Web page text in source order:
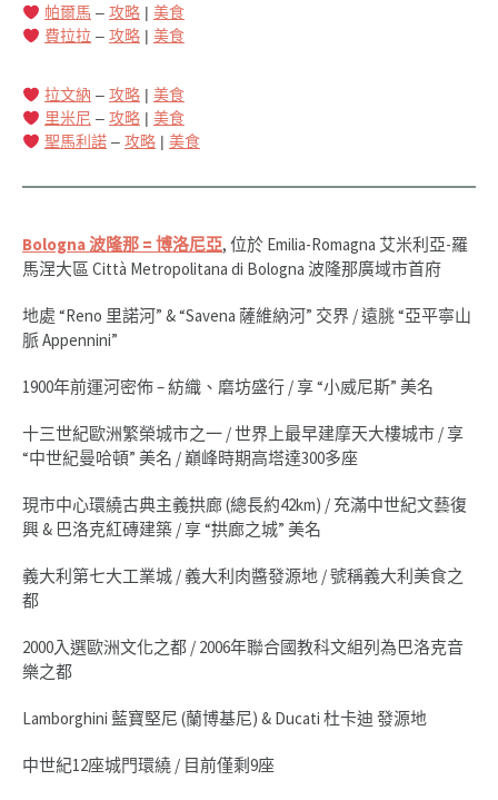
帕爾馬 – 攻略| 美食
費拉拉 – 攻略| 美食
拉文納 – 攻略| 美食
里米尼 – 攻略| 美食
聖馬利諾– 攻略| 美食
Bologna波隆那 = 博洛尼亞, 位於 Emilia-Romagna 艾米利亞-羅
馬涅大區 Città Metropolitana di Bologna 波隆那廣域市首府
地處 “Reno 里諾河” & “Savena 薩維納河” 交界 / 遠脁 “亞平寧山
脈 Appennini”
1900年前運河密佈 – 紡織、磨坊盛行 / 享 “小威尼斯” 美名
十三世紀歐洲繁榮城市之一 / 世界上最早建摩天大樓城市 / 享
“中世紀曼哈頓” 美名 / 巔峰時期高塔達300多座
現市中心環繞古典主義拱廊 (總長約42km) / 充滿中世紀文藝復
興 & 巴洛克紅磚建築 / 享 “拱廊之城” 美名
義大利第七大工業城 / 義大利肉醬發源地 / 號稱義大利美食之
都
2000入選歐洲文化之都 / 2006年聯合國教科文組列為巴洛克音
樂之都
Lamborghini 藍寶堅尼 (蘭博基尼) & Ducati 杜卡迪 發源地
中世紀12座城門環繞 / 目前僅剩9座